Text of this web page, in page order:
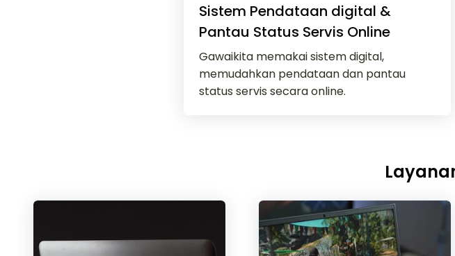
Sistem Pendataan digital &
Pantau Status Servis Online
Gawaikita memakai sistem digital,
memudahkan pendataan dan pantau
status servis secara online.